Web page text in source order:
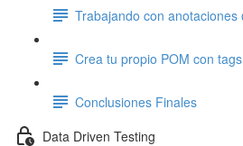
Trabajando con anotaciones
Crea tu propio POM con tags
Conclusiones Finales
Data Driven Testing